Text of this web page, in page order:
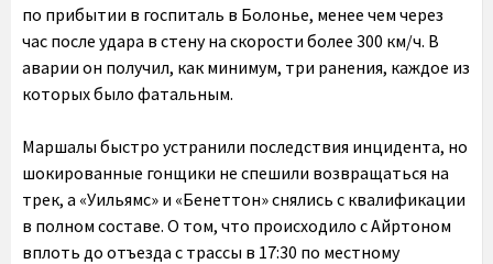
по прибытии в госпиталь в Болонье, менее чем через
час после удара в стену на скорости более 300 км/ч. В
аварии он получил, как минимум, три ранения, каждое из
которых было фатальным.
Маршалы быстро устранили последствия инцидента, но
шокированные гонщики не спешили возвращаться на
трек, а «Уильямс» и «Бенеттон» снялись с квалификации
в полном составе. О том, что происходило с Айртоном
вплоть до отъезда с трассы в 17:30 по местному